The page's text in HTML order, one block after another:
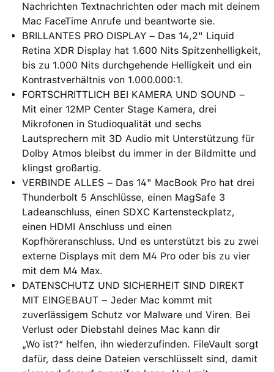
Nachrichten Textnachrichten oder mach mit deinem
Mac FaceTime Anrufe und beantworte sie.
BRILLANTES PRO DISPLAY – Das 14,2" Liquid
Retina XDR Display hat 1.600 Nits Spitzenhelligkeit,
bis zu 1.000 Nits durchgehende Helligkeit und ein
Kontrastverhältnis von 1.000.000:1.
FORTSCHRITTLICH BEI KAMERA UND SOUND –
Mit einer 12MP Center Stage Kamera, drei
Mikrofonen in Studioqualität und sechs
Lautsprechern mit 3D Audio mit Unterstützung für
Dolby Atmos bleibst du immer in der Bildmitte und
klingst großartig.
VERBINDE ALLES – Das 14" MacBook Pro hat drei
Thunderbolt 5 Anschlüsse, einen MagSafe 3
Ladeanschluss, einen SDXC Kartensteckplatz,
einen HDMI Anschluss und einen
Kopfhöreranschluss. Und es unterstützt bis zu zwei
externe Displays mit dem M4 Pro oder bis zu vier
mit dem M4 Max.
DATENSCHUTZ UND SICHERHEIT SIND DIREKT
MIT EINGEBAUT − Jeder Mac kommt mit
zuverlässigem Schutz vor Malware und Viren. Bei
Verlust oder Diebstahl deines Mac kann dir
„Wo ist?“ helfen, ihn wiederzufinden. FileVault sorgt
dafür, dass deine Dateien verschlüsselt sind, damit